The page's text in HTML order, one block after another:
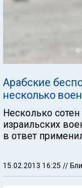
Арабские
несколько
Несколько
израильских
в ответ
15.02.2013 16:25 //